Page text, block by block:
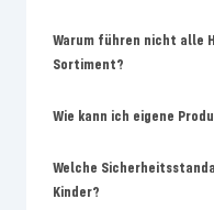
Warum führen nicht alle
Sortiment?
Wie kann ich eigene
Welche
Kinder?